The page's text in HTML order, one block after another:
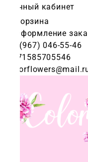
Личный кабинет
Корзина
Оформление
+7 (967) 046-55-46
+971585705546